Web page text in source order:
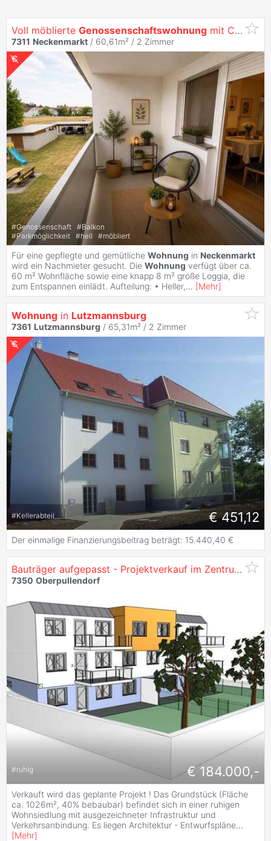
Voll möblierte Genossenschaftswohnung mit Carport in
7311 Neckenmarkt / 60,61m² / 2 Zimmer
#Genossenschaft #Balkon
#Parkmöglichkeit #hell #möbliert
Für eine gepflegte und gemütliche Wohnung in Neckenmarkt
wird ein Nachmieter gesucht. Die Wohnung verfügt über ca.
60 m² Wohnfläche sowie eine knapp 8 m² große Loggia, die
zum Entspannen einlädt. Aufteilung: • Heller,... [Mehr]
Wohnung in Lutzmannsburg
7361 Lutzmannsburg / 65,31m² / 2 Zimmer
#Kellerabteil € 451,12
Der einmalige Finanzierungsbeitrag beträgt: 15.440,40 €
Bauträger aufgepasst - Projektverkauf im Zentrum von
7350 Oberpullendorf
#ruhig € 184.000,-
Verkauft wird das geplante Projekt ! Das Grundstück (Fläche
ca. 1026m², 40% bebaubar) befindet sich in einer ruhigen
Wohnsiedlung mit ausgezeichneter Infrastruktur und
Verkehrsanbindung. Es liegen Architektur - Entwurfspläne...
[Mehr]